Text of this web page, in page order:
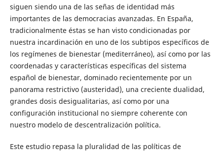
siguen siendo una de las señas de identidad más
importantes de las democracias avanzadas. En España,
tradicionalmente éstas se han visto condicionadas por
nuestra incardinación en uno de los subtipos específicos de
los regímenes de bienestar (mediterráneo), así como por las
coordenadas y características específicas del sistema
español de bienestar, dominado recientemente por un
panorama restrictivo (austeridad), una creciente dualidad,
grandes dosis desigualitarias, así como por una
configuración institucional no siempre coherente con
nuestro modelo de descentralización política.
Este estudio repasa la pluralidad de las políticas de